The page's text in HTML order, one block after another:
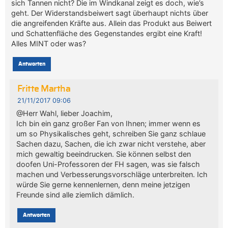
sich Tannen nicht? Die im Windkanal zeigt es doch, wie’s
geht. Der Widerstandsbeiwert sagt überhaupt nichts über
die angreifenden Kräfte aus. Allein das Produkt aus Beiwert
und Schattenfläche des Gegenstandes ergibt eine Kraft!
Alles MINT oder was?
Antworten
Fritte Martha
21/11/2017 09:06
@Herr Wahl, lieber Joachim,
Ich bin ein ganz großer Fan von Ihnen; immer wenn es
um so Physikalisches geht, schreiben Sie ganz schlaue
Sachen dazu, Sachen, die ich zwar nicht verstehe, aber
mich gewaltig beeindrucken. Sie können selbst den
doofen Uni-Professoren der FH sagen, was sie falsch
machen und Verbesserungsvorschläge unterbreiten. Ich
würde Sie gerne kennenlernen, denn meine jetzigen
Freunde sind alle ziemlich dämlich.
Antworten